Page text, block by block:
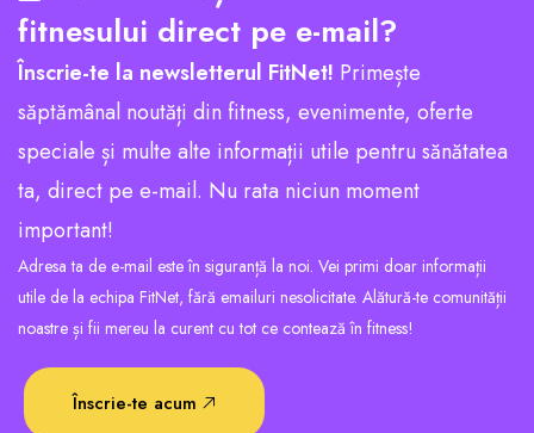
fitnesului direct pe e-mail?
Înscrie-te la newsletterul FitNet! Primește
săptămânal noutăți din fitness, evenimente, oferte
speciale și multe alte informații utile pentru sănătatea
ta, direct pe e-mail. Nu rata niciun moment
important!
Adresa ta de e-mail este în siguranță la noi. Vei primi doar informații
utile de la echipa FitNet, fără emailuri nesolicitate. Alătură-te comunității
noastre și fii mereu la curent cu tot ce contează în fitness!
Înscrie-te acum